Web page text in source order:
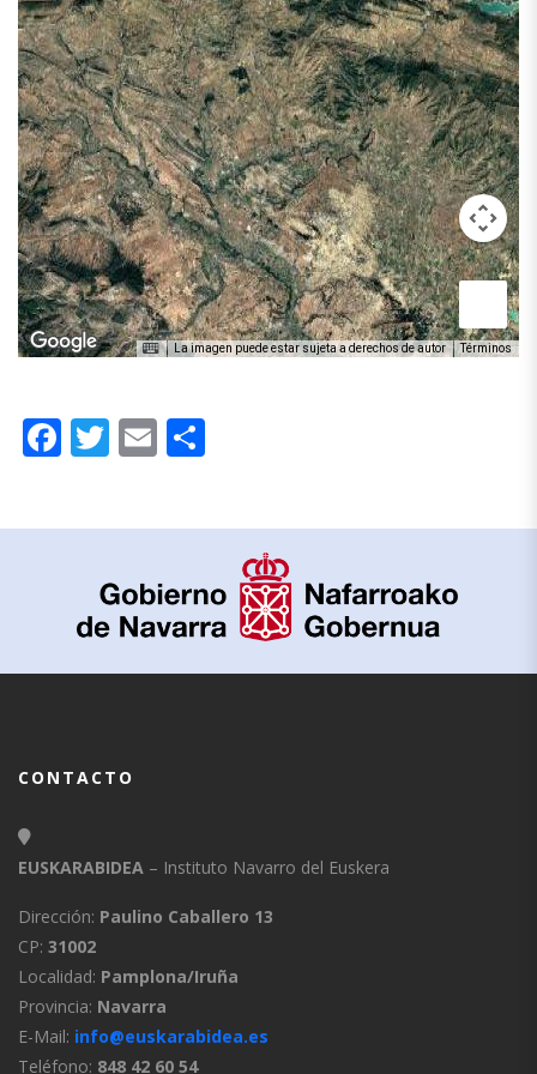
La imagen puede estar sujeta a derechos de autor Términos
Facebook
Twitter
Email
CONTACTO
EUSKARABIDEA – Instituto Navarro del Euskera
Dirección: Paulino Caballero 13
CP: 31002
Localidad: Pamplona/Iruña
Provincia: Navarra
E-Mail: info@euskarabidea.es
Teléfono: 848 42 60 54